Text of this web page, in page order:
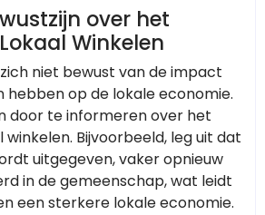
over het
Winkelen
niet bewust van de impact
hebben op de lokale economie.
door te informeren over het
Bijvoorbeeld, leg uit dat
uitgegeven, vaker opnieuw
in de gemeenschap, wat leidt
een sterkere lokale economie.